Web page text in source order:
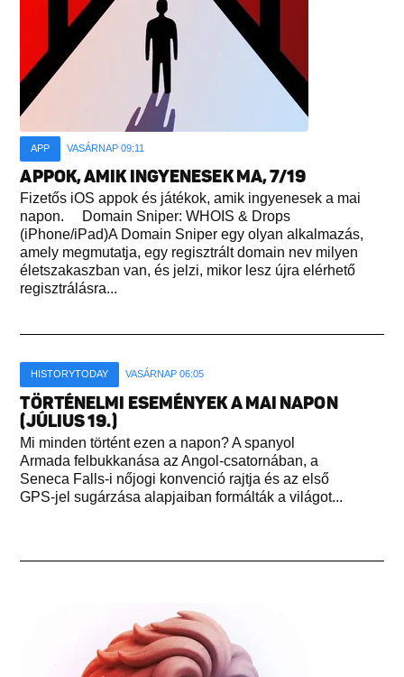
APP VASÁRNAP 09:11
APPOK, AMIK INGYENESEK MA, 7/19
Fizetős iOS appok és játékok, amik ingyenesek a mai
napon. Domain Sniper: WHOIS & Drops
(iPhone/iPad)A Domain Sniper egy olyan alkalmazás,
amely megmutatja, egy regisztrált domain nev milyen
életszakaszban van, és jelzi, mikor lesz újra elérhető
regisztrálásra...
HISTORYTODAY VASÁRNAP 06:05
TÖRTÉNELMI ESEMÉNYEK A MAI NAPON
(JÚLIUS 19.)
Mi minden történt ezen a napon? A spanyol
Armada felbukkanása az Angol-csatornában, a
Seneca Falls-i nőjogi konvenció rajtja és az első
GPS-jel sugárzása alapjaiban formálták a világot...